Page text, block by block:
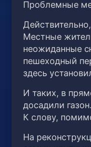
Проблемные
Местные
неожиданные
пешеходный
здесь
И таких, в
досадили
К слову,
На